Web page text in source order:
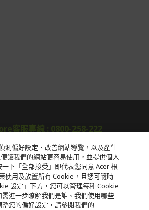
客服專線 : 0800-258-222
關於宏碁
服務
宏碁網路商城
測偏好設定、改善網站導覽，以及產生
讓我們的網站更容易使用，並提供個人
下「全部接受」即代表您同意 Acer 根
使用及放置所有 Cookie，且您可隨時
設定」下方，您可以管理每種 Cookie
進一步瞭解我們是誰、我們使用哪些
您的偏好設定，請參閱我們的